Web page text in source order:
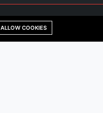
ALLOW COOKIES